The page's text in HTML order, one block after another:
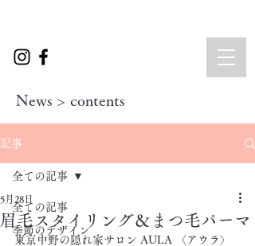
News > contents
記事
全ての記事
季節のデザイン
全ての記事
眉毛スタイリング＆まつ毛パーマ
5月28日
東京中野の隠れ家サロン AULA 〈アウラ〉